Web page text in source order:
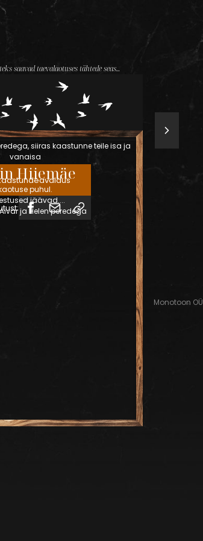
saavad taevalaotuses tähtede seas...
siiras kaastunne teile isa ja
vanaisa
Hiiemäe
puhul.
jäävad....
ja Helen peredega
Monotoon OÜ